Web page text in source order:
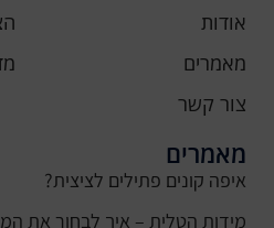
אודות
מאמרים
צור קשר
מאמרים
איפה קונים פתילים לציצית?
מידות הטלית – איך לבחור את